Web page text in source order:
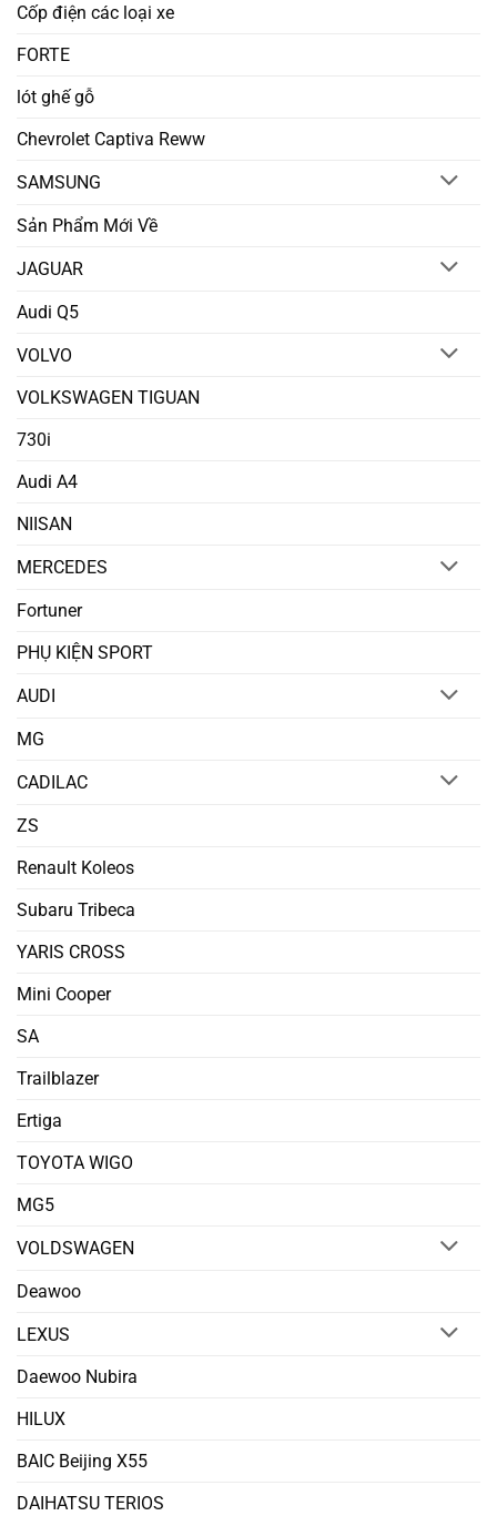
Cốp điện các loại xe
FORTE
lót ghế gỗ
Chevrolet Captiva Reww
SAMSUNG
Sản Phẩm Mới Về
JAGUAR
Audi Q5
VOLVO
VOLKSWAGEN TIGUAN
730i
Audi A4
NIISAN
MERCEDES
Fortuner
PHỤ KIỆN SPORT
AUDI
MG
CADILAC
ZS
Renault Koleos
Subaru Tribeca
YARIS CROSS
Mini Cooper
SA
Trailblazer
Ertiga
TOYOTA WIGO
MG5
VOLDSWAGEN
Deawoo
LEXUS
Daewoo Nubira
HILUX
BAIC Beijing X55
DAIHATSU TERIOS